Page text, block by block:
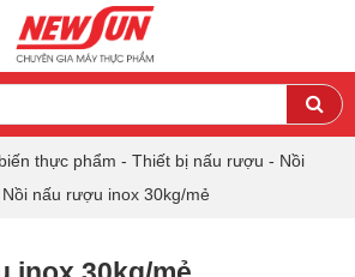
thực phẩm - Thiết bị nấu rượu - Nồi
Nồi nấu rượu inox 30kg/mẻ